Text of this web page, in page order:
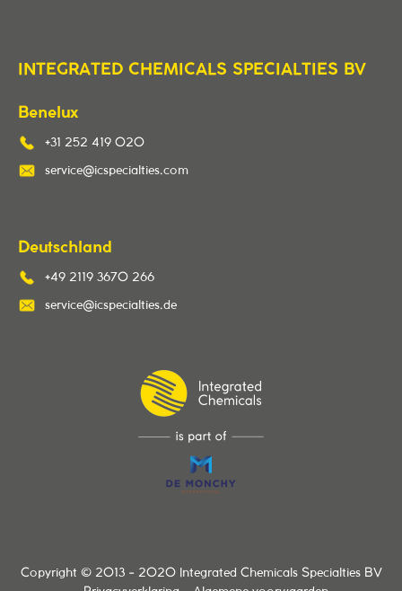
INTEGRATED CHEMICALS SPECIALTIES BV
Benelux
+31 252 419 020
service@icspecialties.com
Deutschland
+49 2119 3670 266
service@icspecialties.de
Copyright © 2013 - 2020 Integrated Chemicals Specialties BV